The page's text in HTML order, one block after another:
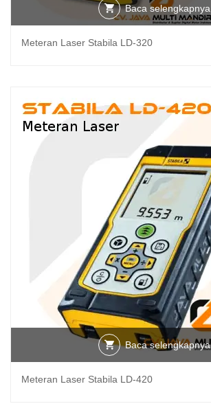
Baca selengkapnya
Meteran Laser Stabila LD-320
Baca selengkapnya
Meteran Laser Stabila LD-420